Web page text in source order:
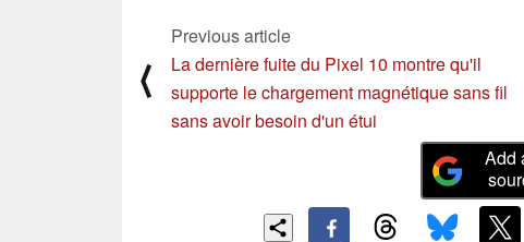
⟨
Previous article
La dernière fuite du Pixel 10 montre qu'il
supporte le chargement magnétique sans fil
sans avoir besoin d'un étui
Add